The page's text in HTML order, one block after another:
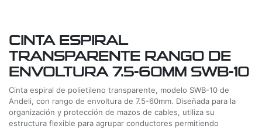
CINTA ESPIRAL
TRANSPARENTE RANGO DE
ENVOLTURA 7.5-60MM SWB-10
Cinta espiral de polietileno transparente, modelo SWB-10 de
Andeli, con rango de envoltura de 7.5-60mm. Diseñada para la
organización y protección de mazos de cables, utiliza su
estructura flexible para agrupar conductores permitiendo